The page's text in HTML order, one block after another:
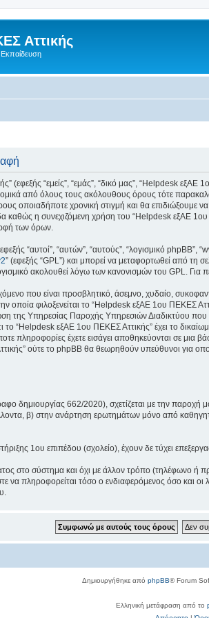
Αττικής
“εμείς”, “εμάς”, “δικό μας”, “Helpdesk
από όλους τους ακόλουθους όρους τότε
οποιαδήποτε χρονική στιγμή και θα
καθώς η συνεχιζόμενη χρήση του “Helpdesk εξΑΕ
των όρων.
“αυτοί”, “αυτών”, “αυτούς”, “λογισμικό
” (εφεξής “GPL”) και μπορεί να μεταφορτωθεί από τη
ακολουθεί λόγω των κανονισμών του GPL. Για
που είναι προσβλητικό, άσεμνο, χυδαίο,
οποία φιλοξενείται το “Helpdesk εξΑΕ 1ου ΠΕΚΕΣ
της Υπηρεσίας Παροχής Υπηρεσιών Διαδικτύου
“Helpdesk εξΑΕ 1ου ΠΕΚΕΣ Αττικής” έχει το
πληροφορίες έχετε εισάγει αποθηκεύονται σε
ούτε το phpBB θα θεωρηθούν υπεύθυνοι για
δημιουργίας 662/2020), σχετίζεται με την παροχή
β) στην ανάρτηση ερωτημάτων μόνο από
1ου επιπέδου (σχολείο), έχουν δε τύχει
στο σύστημα και όχι με άλλον τρόπο (τηλέφωνο
πληροφορείται τόσο ο ενδιαφερόμενος όσο και
Δημιουργήθηκε από phpBB® Forum
Ελληνική μετάφραση από το